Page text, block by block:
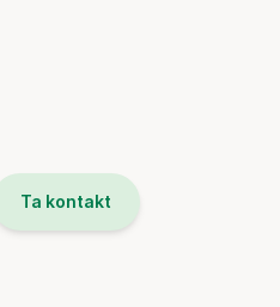
Ta kontakt